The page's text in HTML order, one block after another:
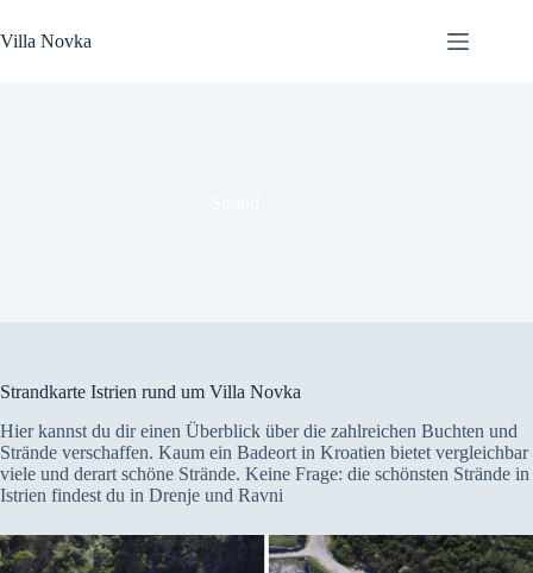
Inhalt
springen
Villa Novka
Strandkarte Istrien rund um Villa Novka
Hier kannst du dir einen Überblick über die zahlreichen Buchten und
Strände verschaffen. Kaum ein Badeort in Kroatien bietet vergleichbar
viele und derart schöne Strände. Keine Frage: die schönsten Strände in
Istrien findest du in Drenje und Ravni